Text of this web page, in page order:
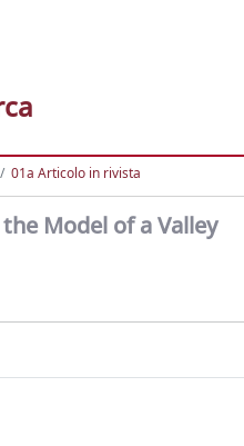
01a Articolo in rivista
Model of a Valley